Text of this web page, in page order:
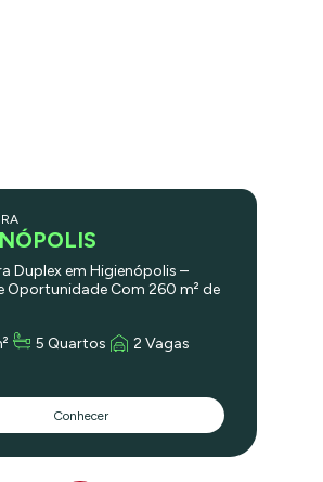
Duplex em Higienópolis –
Oportunidade Com 260 m² de
vagas de garagem. O prédio
a apenas 200 m do
Pátio Higienópolis e 150 m da
do Metrô, próximo a
do bairro. Com um
5 Quartos 2 Vagas
Conhecer